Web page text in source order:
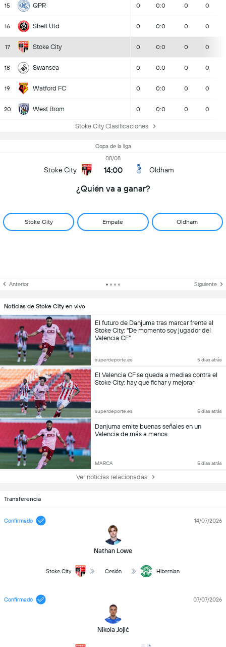
15 QPR 0 0:0 0 0
16 Sheff Utd 0 0:0 0 0
17 Stoke City 0 0:0 0 0
18 Swansea 0 0:0 0 0
19 Watford FC 0 0:0 0 0
20 West Brom 0 0:0 0 0
Stoke City Clasificaciones
Copa de la liga
Stoke City
08/08
14:00 Oldham
¿Quién va a ganar?
Stoke City Empate Oldham
Anterior Siguiente
Noticias de Stoke City en vivo
El futuro de Danjuma tras marcar frente al
Stoke City: "De momento soy jugador del
Valencia CF"
superdeporte.es 5 dias atrás
El Valencia CF se queda a medias contra el
Stoke City: hay que fichar y mejorar
superdeporte.es 5 dias atrás
Danjuma emite buenas señales en un
Valencia de más a menos
MARCA 5 dias atrás
Ver noticias relacionadas
Transferencia
Confirmado
Nathan Lowe
14/07/2026
Stoke City Cesión Hibernian
Confirmado
Nikola Jojić
07/07/2026